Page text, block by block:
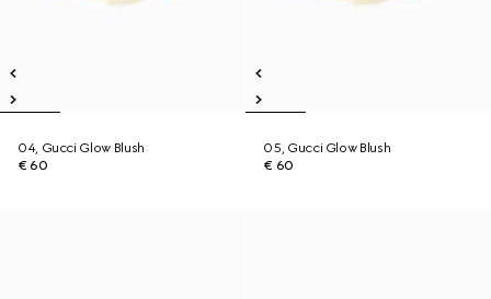
04, Gucci Glow Blush
€ 60
05, Gucci Glow Blush
€ 60